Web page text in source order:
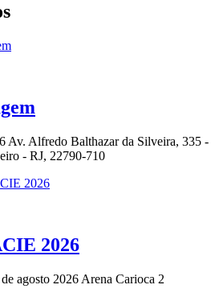
Av. Alfredo Balthazar da Silveira, 335 -
- RJ, 22790-710
2026
agosto 2026 Arena Carioca 2